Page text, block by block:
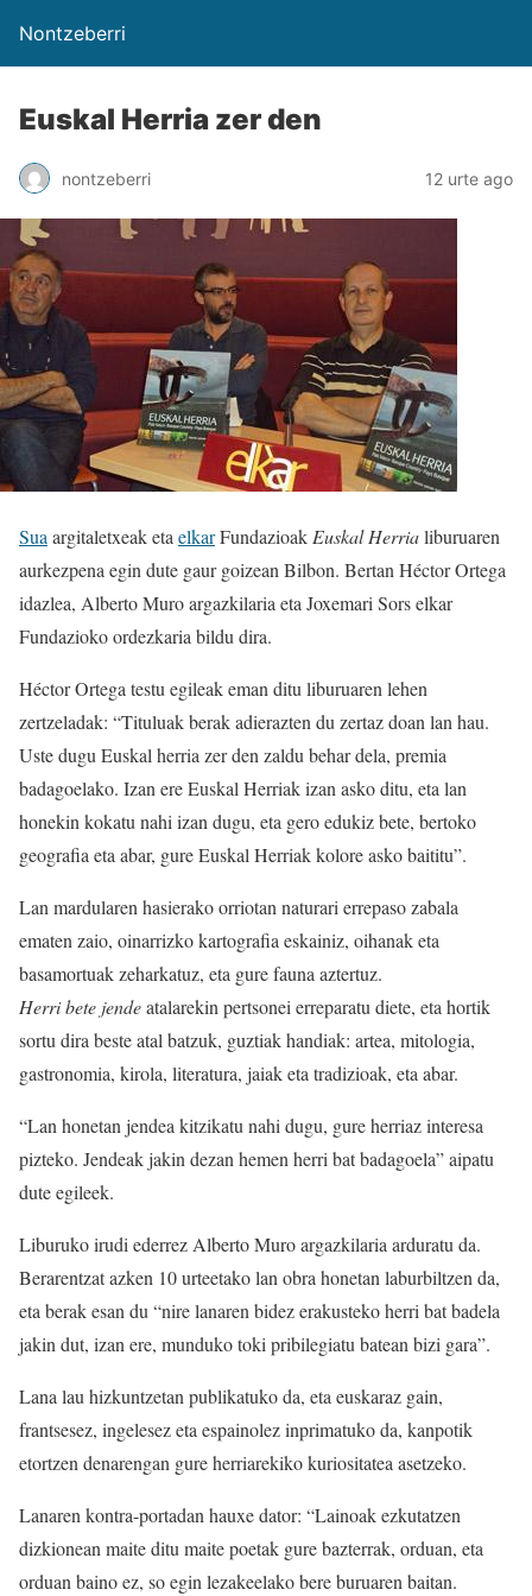
Nontzeberri
Euskal Herria zer den
nontzeberri 12 urte ago
Sua argitaletxeak eta elkarFundazioak Euskal Herrialiburuaren
aurkezpena egin dute gaur goizean Bilbon. Bertan Héctor Ortega
idazlea, Alberto Muro argazkilaria eta Joxemari Sors elkar
Fundazioko ordezkaria bildu dira.
Héctor Ortega testu egileak eman ditu liburuaren lehen
zertzeladak: “Tituluak berak adierazten du zertaz doan lan hau.
Uste dugu Euskal herria zer den zaldu behar dela, premia
badagoelako. Izan ere Euskal Herriak izan asko ditu, eta lan
honekin kokatu nahi izan dugu, eta gero edukiz bete, bertoko
geografia eta abar, gure Euskal Herriak kolore asko baititu”.
Lan mardularen hasierako orriotan naturari errepaso zabala
ematen zaio, oinarrizko kartografia eskainiz, oihanak eta
basamortuak zeharkatuz, eta gure fauna aztertuz.
Herri bete jendeatalarekin pertsonei erreparatu diete, eta hortik
sortu dira beste atal batzuk, guztiak handiak: artea, mitologia,
gastronomia, kirola, literatura, jaiak eta tradizioak, eta abar.
“Lan honetan jendea kitzikatu nahi dugu, gure herriaz interesa
pizteko. Jendeak jakin dezan hemen herri bat badagoela” aipatu
dute egileek.
Liburuko irudi ederrez Alberto Muro argazkilaria arduratu da.
Berarentzat azken 10 urteetako lan obra honetan laburbiltzen da,
eta berak esan du “nire lanaren bidez erakusteko herri bat badela
jakin dut, izan ere, munduko toki pribilegiatu batean bizi gara”.
Lana lau hizkuntzetan publikatuko da, eta euskaraz gain,
frantsesez, ingelesez eta espainolez inprimatuko da, kanpotik
etortzen denarengan gure herriarekiko kuriositatea asetzeko.
Lanaren kontra-portadan hauxe dator: “Lainoak ezkutatzen
dizkionean maite ditu maite poetak gure bazterrak, orduan, eta
orduan baino ez, so egin lezakeelako bere buruaren baitan.